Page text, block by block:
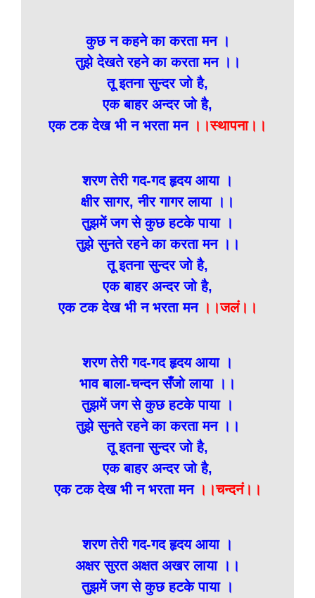
कुछ न कहने का करता मन ।
तुझे देखते रहने का करता मन ।।
तू इतना सुन्दर जो है,
एक बाहर अन्दर जो है,
एक टक देख भी न भरता मन ।।स्थापना।।
शरण तेरी गद-गद हृदय आया ।
क्षीर सागर, नीर गागर लाया ।।
तुझमें जग से कुछ हटके पाया ।
तुझे सुनते रहने का करता मन ।।
तू इतना सुन्दर जो है,
एक बाहर अन्दर जो है,
एक टक देख भी न भरता मन ।।जलं।।
शरण तेरी गद-गद हृदय आया ।
भाव बाला-चन्दन सँजो लाया ।।
तुझमें जग से कुछ हटके पाया ।
तुझे सुनते रहने का करता मन ।।
तू इतना सुन्दर जो है,
एक बाहर अन्दर जो है,
एक टक देख भी न भरता मन।।चन्दनं।।
शरण तेरी गद-गद हृदय आया ।
अक्षर सुरत अक्षत अखर लाया ।।
तुझमें जग से कुछ हटके पाया ।